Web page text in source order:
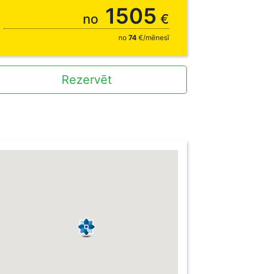
no 1505 €
no 74 €/mēnesī
Rezervēt